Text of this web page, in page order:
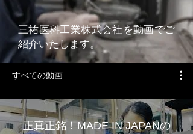
三祐医科工業株式会社を動画でご
紹介いたします。
すべての動画
正真正銘！MADE IN JAPANの